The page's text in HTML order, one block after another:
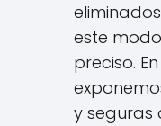
este
preciso.
y seguras